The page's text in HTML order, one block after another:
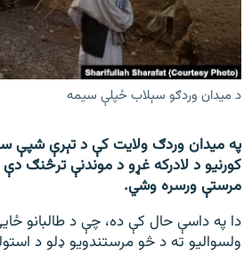
اړیکه
دري پاڼه
Azadi English
راسره ملګري شئ
د ازادې اروپا/ ازادي راډيو ټولې پاڼې
د میدان وردګو سېلاب ځپلې سیمه
په میدان وردګ ولایت کې د تېرې شپې
کورنیو د لادرکه غړو د موندنې ترڅنګ
مرستې ورسره وشي.
دا په داسې حال کې ده، چې د طالبانو
ولسوالیو ته د څو مرستندویو ډلو د